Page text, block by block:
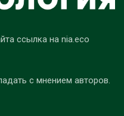
ссылка на nia.eco
с мнением авторов.